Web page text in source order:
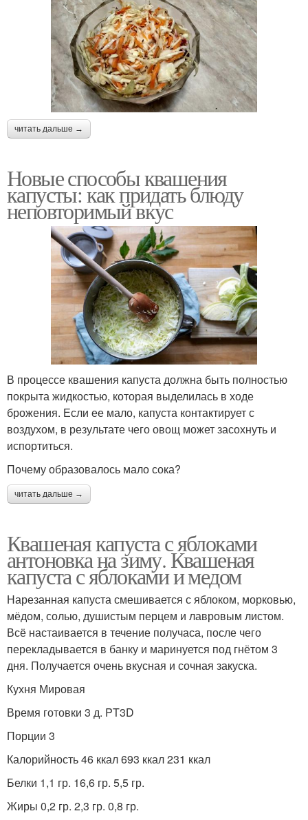
читать дальше →
Новые способы квашения
капусты: как придать блюду
неповторимый вкус
В процессе квашения капуста должна быть полностью
покрыта жидкостью, которая выделилась в ходе
брожения. Если ее мало, капуста контактирует с
воздухом, в результате чего овощ может засохнуть и
испортиться.
Почему образовалось мало сока?
читать дальше →
Квашеная капуста с яблоками
антоновка на зиму. Квашеная
капуста с яблоками и медом
Нарезанная капуста смешивается с яблоком, морковью,
мёдом, солью, душистым перцем и лавровым листом.
Всё настаивается в течение получаса, после чего
перекладывается в банку и маринуется под гнётом 3
дня. Получается очень вкусная и сочная закуска.
Кухня Мировая
Время готовки 3 д. PT3D
Порции 3
Калорийность 46 ккал 693 ккал 231 ккал
Белки 1,1 гр. 16,6 гр. 5,5 гр.
Жиры 0,2 гр. 2,3 гр. 0,8 гр.